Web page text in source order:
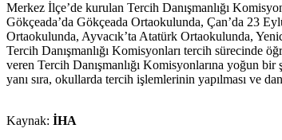
Merkez İlçe’de kurulan Tercih Danışmanlığı
Gökçeada’da Gökçeada Ortaokulunda, Çan’da 23
Ortaokulunda, Ayvacık’ta Atatürk Ortaokulunda,
Tercih Danışmanlığı Komisyonları tercih sürecinde
veren Tercih Danışmanlığı Komisyonlarına yoğun
yanı sıra, okullarda tercih işlemlerinin yapılması ve
Kaynak: İHA